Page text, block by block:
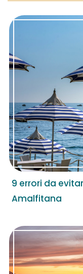
9 errori da
Amalfitana